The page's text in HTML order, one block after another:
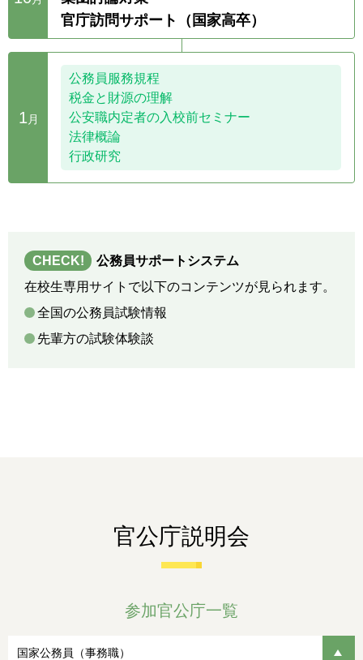
官庁訪問サポート（国家高卒）
1 月
公務員服務規程
税金と財源の理解
公安職内定者の入校前セミナー
法律概論
行政研究
CHECK!
公務員サポートシステム
在校生専用サイトで以下のコンテンツが見られます。
全国の公務員試験情報
先輩方の試験体験談
官公庁説明会
参加官公庁一覧
国家公務員（事務職）